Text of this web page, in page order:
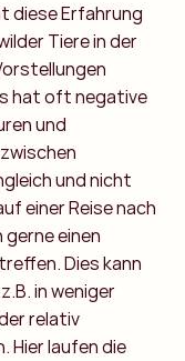
diese Erfahrung
Tiere in der
hat oft negative
und
und nicht
einer Reise nach
gerne einen
Dies kann
in weniger
relativ
Hier laufen die